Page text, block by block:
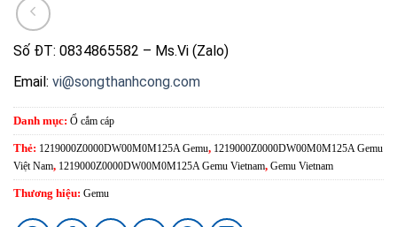
Số ĐT: 0834865582 – Ms.Vi (Zalo)
Email: vi@songthanhcong.com
Danh mục: Ổ cắm cáp
Thẻ: 1219000Z0000DW00M0M125A Gemu, 1219000Z0000DW00M0M125A Gemu
Việt Nam, 1219000Z0000DW00M0M125A Gemu Vietnam, Gemu Vietnam
Thương hiệu: Gemu